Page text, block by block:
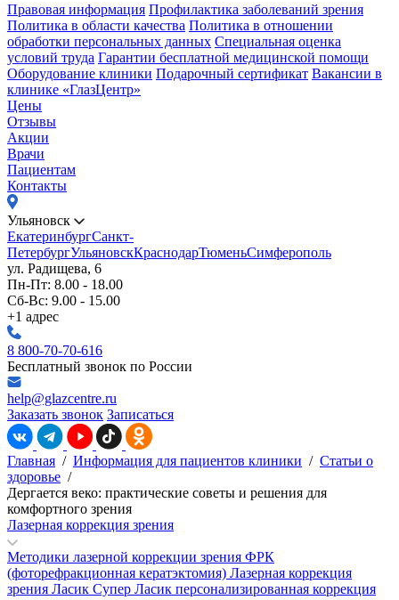
Правовая информация Профилактика заболеваний зрения
Политика в области качества Политика в отношении
обработки персональных данных Специальная оценка
условий труда Гарантии бесплатной медицинской помощи
Оборудование клиники Подарочный сертификат Вакансии в
клинике «ГлазЦентр»
Цены
Отзывы
Акции
Врачи
Пациентам
Контакты
Ульяновск
ЕкатеринбургСанкт-
ПетербургУльяновскКраснодарТюменьСимферополь
ул. Радищева, 6
Пн-Пт: 8.00 - 18.00
Сб-Вс: 9.00 - 15.00
+1 адрес
8 800-70-70-616
Бесплатный звонок по России
help@glazcentre.ru
Заказать звонок Записаться
Главная / Информация для пациентов клиники / Статьи о
здоровье /
Дергается веко: практические советы и решения для
комфортного зрения
Лазерная коррекция зрения
Методики лазерной коррекции зрения ФРК
(фоторефракционная кератэктомия) Лазерная коррекция
зрения Ласик Супер Ласик персонализированная коррекция